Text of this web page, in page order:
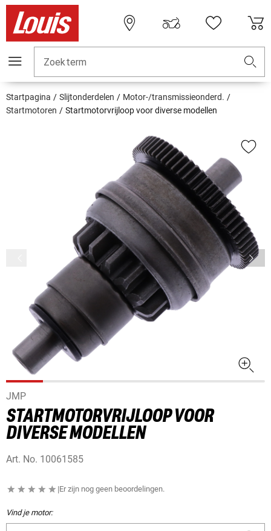
Zoekterm
Startpagina Slijtonderdelen
Motor-/transmissieonderd.
Startmotoren
Startmotorvrijloop voor diverse modellen
JMP
STARTMOTORVRIJLOOP VOOR
DIVERSE MODELLEN
Art. No. 10061585
|Er zijn nog geen beoordelingen.
Vind je motor: